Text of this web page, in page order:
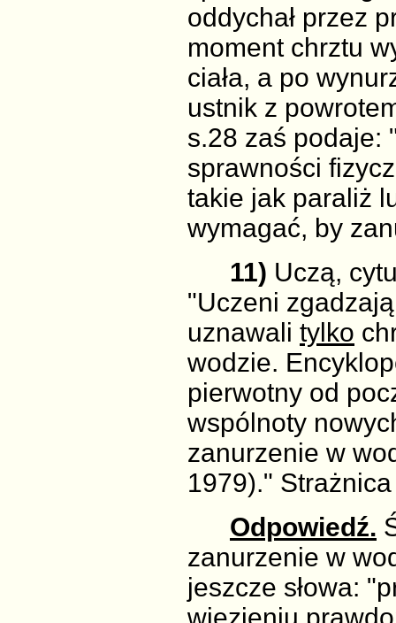
oddychał przez
moment chrztu
ciała, a po
ustnik z
s.28 zaś podaje:
sprawności
takie jak paraliż
wymagać, by
11) Uczą,
"Uczeni
uznawali tylko
wodzie.
pierwotny od
wspólnoty
zanurzenie w
1979)."
Odpowiedź.
zanurzenie w
jeszcze słowa: